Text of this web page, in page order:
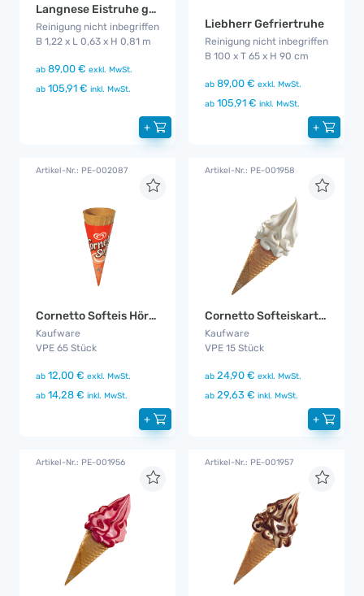
Langnese Eistruhe groß
Reinigung nicht inbegriffen
B 1,22 x L 0,63 x H 0,81 m
ab 89,00 € exkl. MwSt.
ab 105,91 € inkl. MwSt.
+
Liebherr Gefriertruhe
Reinigung nicht inbegriffen
B 100 x T 65 x H 90 cm
ab 89,00 € exkl. MwSt.
ab 105,91 € inkl. MwSt.
+
Artikel-Nr.: PE-002087
Cornetto Softeis Hörnchen
Kaufware
VPE 65 Stück
ab 12,00 € exkl. MwSt.
ab 14,28 € inkl. MwSt.
+
Artikel-Nr.: PE-001958
Cornetto Softeiskartusche Vanille
Kaufware
VPE 15 Stück
ab 24,90 € exkl. MwSt.
ab 29,63 € inkl. MwSt.
+
Artikel-Nr.: PE-001956 Artikel-Nr.: PE-001957